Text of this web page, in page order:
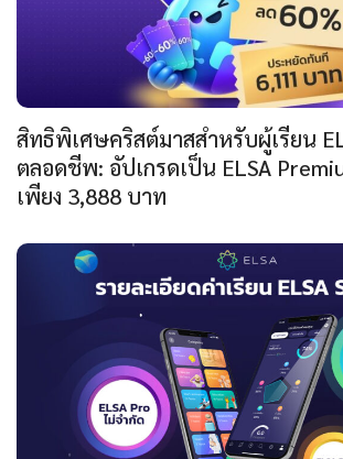
สิทธิพิเศษคริสต์มาสสำหรับผู้เรียน
ตลอดชีพ: อัปเกรดเป็น ELSA
เพียง 3,888 บาท